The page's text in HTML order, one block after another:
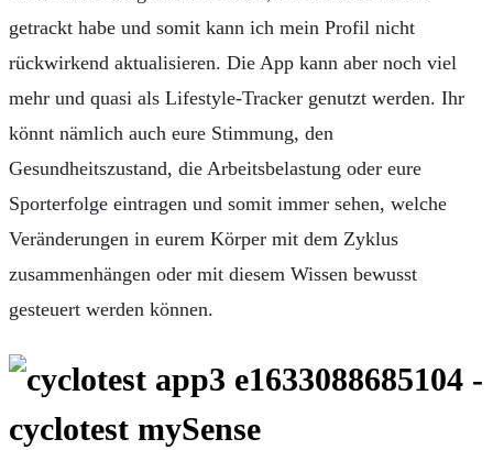
getrackt habe und somit kann ich mein Profil nicht
rückwirkend aktualisieren. Die App kann aber noch viel
mehr und quasi als Lifestyle-Tracker genutzt werden. Ihr
könnt nämlich auch eure Stimmung, den
Gesundheitszustand, die Arbeitsbelastung oder eure
Sporterfolge eintragen und somit immer sehen, welche
Veränderungen in eurem Körper mit dem Zyklus
zusammenhängen oder mit diesem Wissen bewusst
gesteuert werden können.